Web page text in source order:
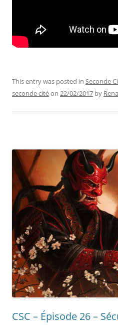
This entry was posted in Seconde
seconde citéon 22/02/2017 by
CSC – Épisode 26 –